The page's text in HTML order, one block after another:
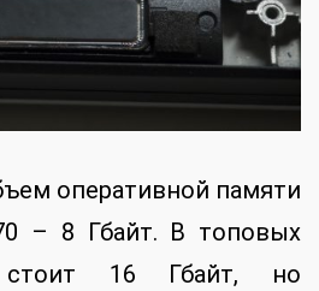
оперативной памяти
– 8 Гбайт. В топовых
стоит 16 Гбайт, но